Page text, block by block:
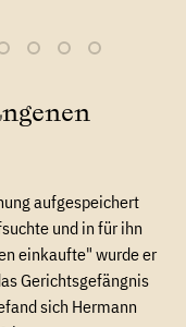
aufgespeichert
und in für ihn
einkaufte" wurde er
Gerichtsgefängnis
sich Hermann